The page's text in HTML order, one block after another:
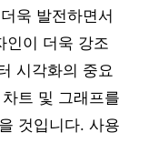
욱 발전하면서
인이 더욱 강조
시각화의 중요
트 및 그래프를
것입니다. 사용